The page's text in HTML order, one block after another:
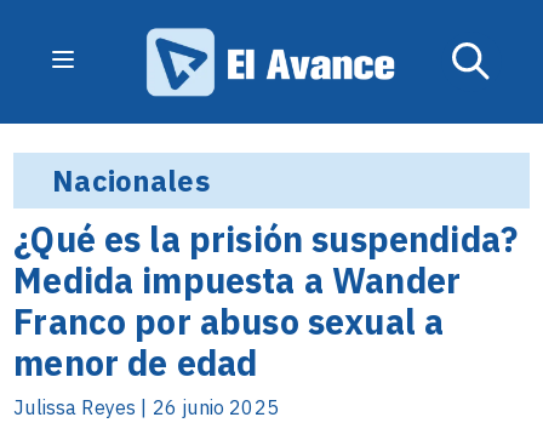
Nacionales
¿Qué es la prisión suspendida?
Medida impuesta a Wander
Franco por abuso sexual a
menor de edad
Julissa Reyes | 26 junio 2025